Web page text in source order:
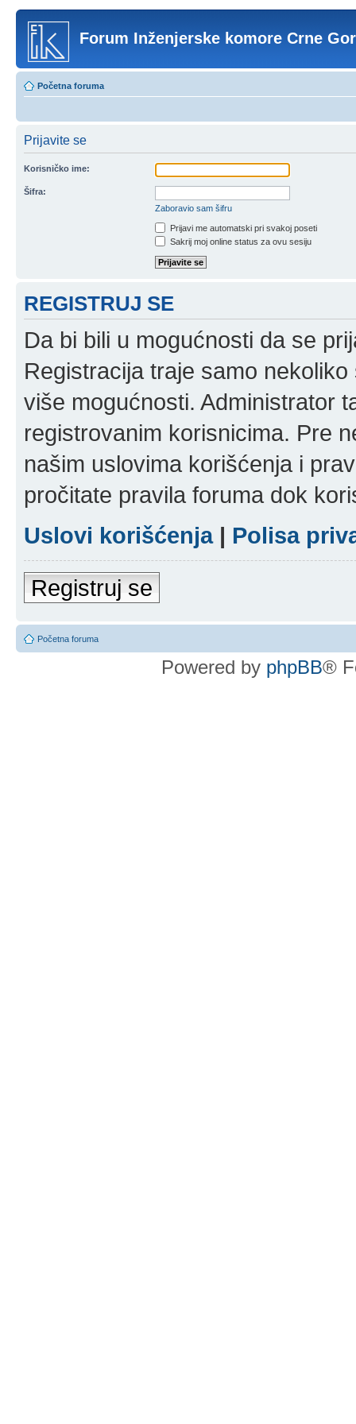
Forum Inženjerske komore Crne
Početna foruma
Prijavite se
Korisničko ime:
Šifra:
Zaboravio sam šifru
Prijavi me automatski pri svakoj poseti
Sakrij moj online status za ovu sesiju
REGISTRUJ SE
Da bi bili u mogućnosti da se
Registracija traje samo
više mogućnosti. Administrator
registrovanim korisnicima. Pre
našim uslovima korišćenja i
pročitate pravila foruma dok
Uslovi korišćenja| Polisa
Registruj se
Početna foruma
Powered by phpBB®